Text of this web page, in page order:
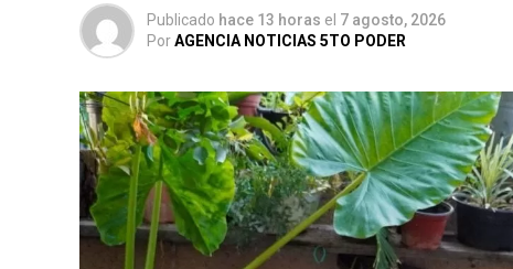
Publicado hace 13 horas el 7 agosto, 2026
PorAGENCIA NOTICIAS 5TO PODER